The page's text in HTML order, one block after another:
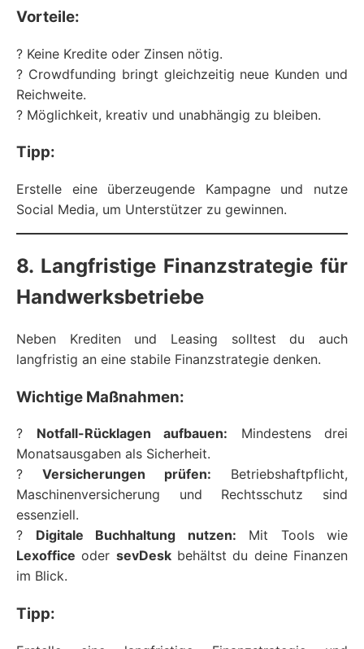
Vorteile:
? Keine Kredite oder Zinsen nötig.
? Crowdfunding bringt gleichzeitig neue Kunden und
Reichweite.
? Möglichkeit, kreativ und unabhängig zu bleiben.
Tipp:
Erstelle eine überzeugende Kampagne und nutze
Social Media, um Unterstützer zu gewinnen.
8. Langfristige Finanzstrategie für
Handwerksbetriebe
Neben Krediten und Leasing solltest du auch
langfristig an eine stabile Finanzstrategie denken.
Wichtige Maßnahmen:
? Notfall-Rücklagen aufbauen: Mindestens drei
Monatsausgaben als Sicherheit.
? Versicherungen prüfen: Betriebshaftpflicht,
Maschinenversicherung und Rechtsschutz sind
essenziell.
? Digitale Buchhaltung nutzen: Mit Tools wie
Lexoffice oder sevDeskbehältst du deine Finanzen
im Blick.
Tipp: